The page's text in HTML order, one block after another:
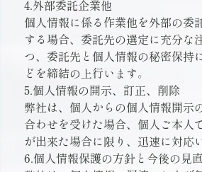
4.外部委託企業他
個人情報に係る作業他を外部の委
する場合、委託先の選定に充分な
つ、委託先と個人情報の秘密保持
どを締結の上行います。
5.個人情報の開示、訂正、削除
弊社は、個人からの個人情報開示
合わせを受けた場合、個人ご本人
が出来た場合に限り、迅速に対応
6.個人情報保護の方針と今後の見